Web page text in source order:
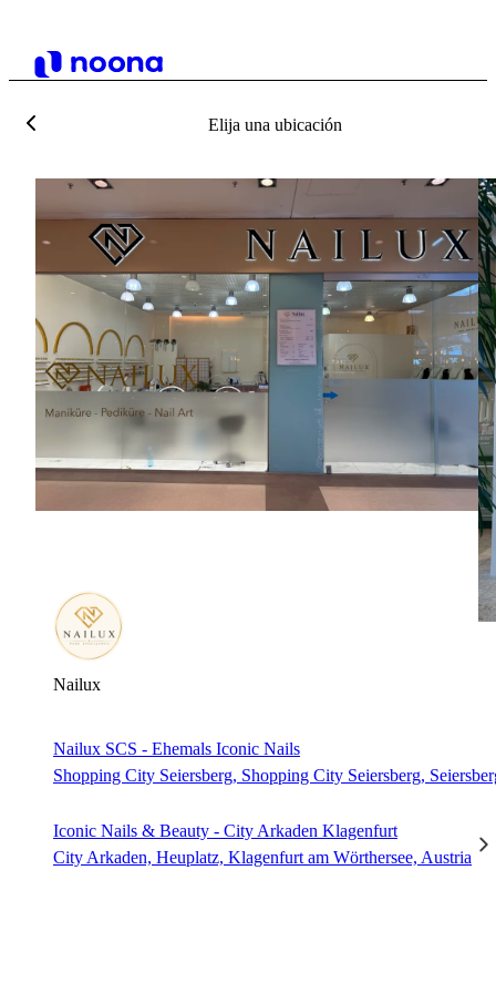
Elija una ubicación
Nailux
Nailux SCS - Ehemals Iconic Nails
Shopping City Seiersberg, Shopping City Seiersberg,
Iconic Nails & Beauty - City Arkaden Klagenfurt
City Arkaden, Heuplatz, Klagenfurt am Wörthersee, Austria